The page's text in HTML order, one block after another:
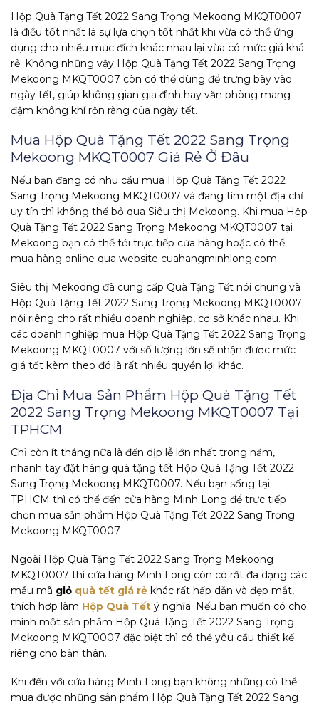
Hộp Quà Tặng Tết 2022 Sang Trọng Mekoong MKQT0007
là điều tốt nhất là sự lựa chọn tốt nhất khi vừa có thể ứng
dụng cho nhiều mục đích khác nhau lại vừa có mức giá khá
rẻ. Không những vậy Hộp Quà Tặng Tết 2022 Sang Trọng
Mekoong MKQT0007 còn có thể dùng để trưng bày vào
ngày tết, giúp không gian gia đình hay văn phòng mang
đậm không khí rộn ràng của ngày tết.
Mua Hộp Quà Tặng Tết 2022 Sang Trọng
Mekoong MKQT0007 Giá Rẻ Ở Đâu
Nếu bạn đang có nhu cầu mua Hộp Quà Tặng Tết 2022
Sang Trọng Mekoong MKQT0007 và đang tìm một địa chỉ
uy tín thì không thể bỏ qua Siêu thị Mekoong. Khi mua Hộp
Quà Tặng Tết 2022 Sang Trọng Mekoong MKQT0007 tại
Mekoong bạn có thể tới trực tiếp cửa hàng hoặc có thể
mua hàng online qua website cuahangminhlong.com
Siêu thị Mekoong đã cung cấp Quà Tặng Tết nói chung và
Hộp Quà Tặng Tết 2022 Sang Trọng Mekoong MKQT0007
nói riêng cho rất nhiều doanh nghiệp, cơ sở khác nhau. Khi
các doanh nghiệp mua Hộp Quà Tặng Tết 2022 Sang Trọng
Mekoong MKQT0007 với số lượng lớn sẽ nhận được mức
giá tốt kèm theo đó là rất nhiều quyền lợi khác.
Địa Chỉ Mua Sản Phẩm Hộp Quà Tặng Tết
2022 Sang Trọng Mekoong MKQT0007 Tại
TPHCM
Chỉ còn ít tháng nữa là đến dịp lễ lớn nhất trong năm,
nhanh tay đặt hàng quà tặng tết Hộp Quà Tặng Tết 2022
Sang Trọng Mekoong MKQT0007. Nếu bạn sống tại
TPHCM thì có thể đến cửa hàng Minh Long để trực tiếp
chọn mua sản phẩm Hộp Quà Tặng Tết 2022 Sang Trọng
Mekoong MKQT0007
Ngoài Hộp Quà Tặng Tết 2022 Sang Trọng Mekoong
MKQT0007 thì cửa hàng Minh Long còn có rất đa dạng các
mẫu mã giỏ quà tết giá rẻ khác rất hấp dẫn và đẹp mắt,
thích hợp làm Hộp Quà Tết ý nghĩa. Nếu bạn muốn có cho
mình một sản phẩm Hộp Quà Tặng Tết 2022 Sang Trọng
Mekoong MKQT0007 đặc biệt thì có thể yêu cầu thiết kế
riêng cho bản thân.
Khi đến với cửa hàng Minh Long bạn không những có thể
mua được những sản phẩm Hộp Quà Tặng Tết 2022 Sang